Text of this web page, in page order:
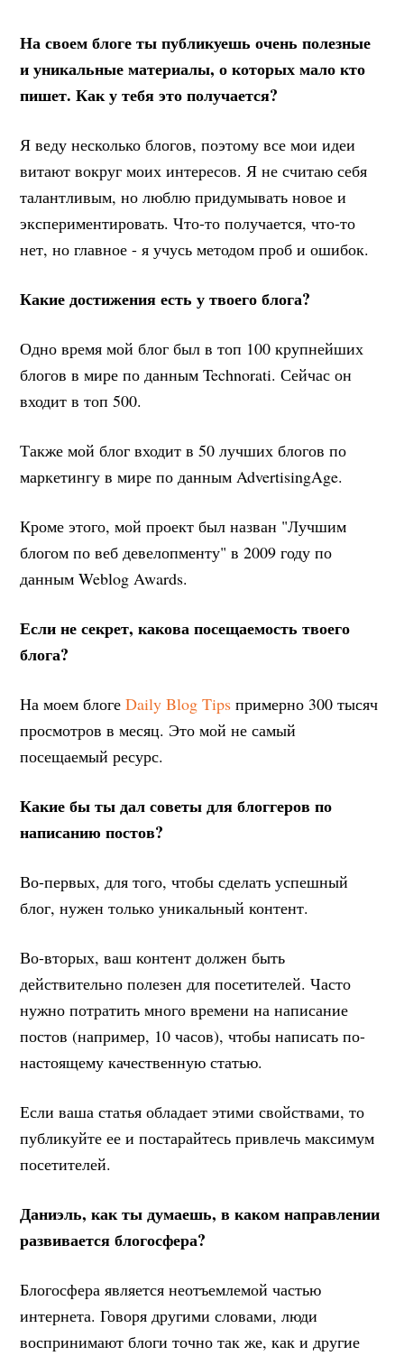
На своем блоге ты публикуешь очень полезные
и уникальные материалы, о которых мало кто
пишет. Как у тебя это получается?
Я веду несколько блогов, поэтому все мои идеи
витают вокруг моих интересов. Я не считаю себя
талантливым, но люблю придумывать новое и
экспериментировать. Что-то получается, что-то
нет, но главное - я учусь методом проб и ошибок.
Какие достижения есть у твоего блога?
Одно время мой блог был в топ 100 крупнейших
блогов в мире по данным Technorati. Сейчас он
входит в топ 500.
Также мой блог входит в 50 лучших блогов по
маркетингу в мире по данным AdvertisingAge.
Кроме этого, мой проект был назван "Лучшим
блогом по веб девелопменту" в 2009 году по
данным Weblog Awards.
Если не секрет, какова посещаемость твоего
блога?
На моем блогеDaily Blog Tips примерно 300 тысяч
просмотров в месяц. Это мой не самый
посещаемый ресурс.
Какие бы ты дал советы для блоггеров по
написанию постов?
Во-первых, для того, чтобы сделать успешный
блог, нужен только уникальный контент.
Во-вторых, ваш контент должен быть
действительно полезен для посетителей. Часто
нужно потратить много времени на написание
постов (например, 10 часов), чтобы написать по-
настоящему качественную статью.
Если ваша статья обладает этими свойствами, то
публикуйте ее и постарайтесь привлечь максимум
посетителей.
Даниэль, как ты думаешь, в каком направлении
развивается блогосфера?
Блогосфера является неотъемлемой частью
интернета. Говоря другими словами, люди
воспринимают блоги точно так же, как и другие